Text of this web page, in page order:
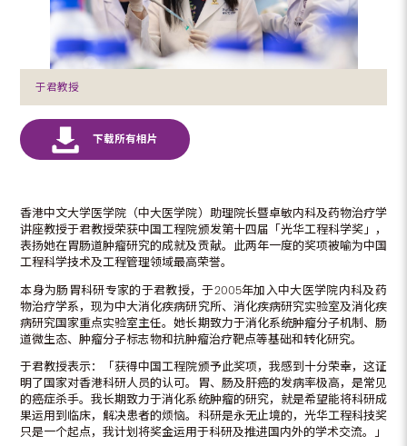
于君教授
香港中文大学医学院（中大医学院）助理院长暨卓敏内科及药物治疗学
讲座教授于君教授荣获中国工程院颁发第十四届「光华工程科学奖」，
表扬她在胃肠道肿瘤研究的成就及贡献。此两年一度的奖项被喻为中国
工程科学技术及工程管理领域最高荣誉。
本身为肠胃科研专家的于君教授，于2005年加入中大医学院内科及药
物治疗学系，现为中大消化疾病研究所、消化疾病研究实验室及消化疾
病研究国家重点实验室主任。她长期致力于消化系统肿瘤分子机制、肠
道微生态、肿瘤分子标志物和抗肿瘤治疗靶点等基础和转化研究。
于君教授表示：「获得中国工程院颁予此奖项，我感到十分荣幸，这证
明了国家对香港科研人员的认可。胃、肠及肝癌的发病率极高，是常见
的癌症杀手。我长期致力于消化系统肿瘤的研究，就是希望能将科研成
果运用到临床，解决患者的烦恼。科研是永无止境的，光华工程科技奖
只是一个起点，我计划将奖金运用于科研及推进国内外的学术交流。」